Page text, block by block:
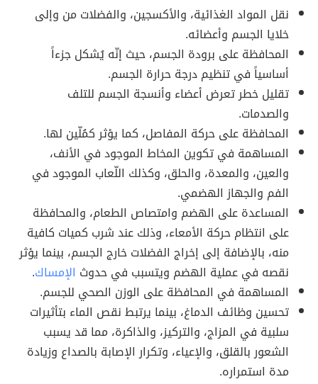
نقل المواد الغذائية، والأكسجين، والفضلات من وإلى
خلايا الجسم وأعضائه.
المحافظة على برودة الجسم، حيث إنّه يُشكل جزءاً
أساسياً في تنظيم درجة حرارة الجسم.
تقليل خطر تعرض أعضاء وأنسجة الجسم للتلف
والصدمات.
المحافظة على حركة المفاصل، كما يؤثر كمُلّين لها.
المساهمة في تكوين المخاط الموجود في الأنف،
والعين، والمعدة، والحلق، وكذلك اللّعاب الموجود في
الفم والجهاز الهضمي.
المساعدة على الهضم وامتصاص الطعام، والمحافظة
على انتظام حركة الأمعاء، وذلك عند شرب كميات كافية
منه، بالإضافة إلى إخراج الفضلات خارج الجسم، بينما يؤثر
نقصه في عملية الهضم ويتسبب في حدوث الإمساك.
المساهمة في المحافظة على الوزن الصحي للجسم.
تحسين وظائف الدماغ، بينما يرتبط نقص الماء بتأثيرات
سلبية في المزاج، والتركيز، والذاكرة، مما قد يسبب
الشعور بالقلق، والإعياء، وتكرار الإصابة بالصداع وزيادة
مدة استمراره.